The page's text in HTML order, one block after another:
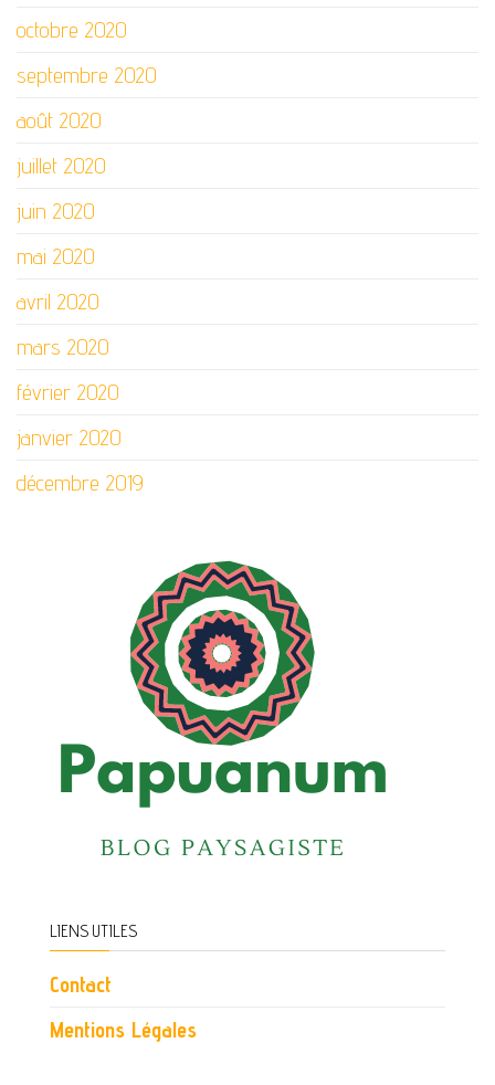
octobre 2020
septembre 2020
août 2020
juillet 2020
juin 2020
mai 2020
avril 2020
mars 2020
février 2020
janvier 2020
décembre 2019
LIENS UTILES
Contact
Mentions Légales